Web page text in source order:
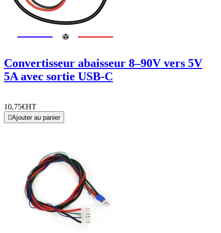
Convertisseur abaisseur 8–90V vers 5V
5A avec sortie USB-C
10,75€HT
Ajouter au panier